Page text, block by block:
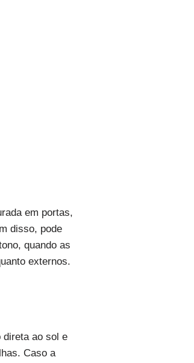
em portas,
disso, pode
quando as
externos.
direta ao sol e
Caso a